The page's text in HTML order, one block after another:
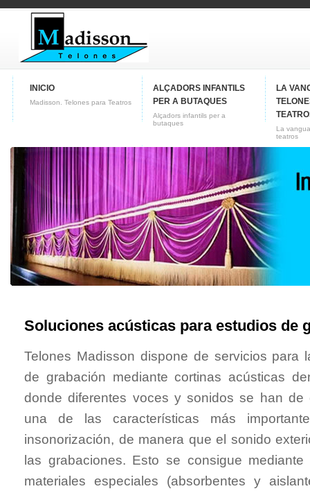
INICIO
Madisson. Telones para Teatros
ALÇADORS INFANTILS
PER A BUTAQUES
Alçadors infantils per a
butaques
LA
La
teatros
CONTACTO
Conozca nuestra empresa
Fabricas de telones para
teatros y butacas para cines
Soluciones acústicas para estudios de
Telones Madisson dispone de servicios para
de grabación mediante cortinas acústicas
donde diferentes voces y sonidos se han de
una de las características más
insonorización, de manera que el sonido
las grabaciones. Esto se consigue
materiales especiales (absorbentes y